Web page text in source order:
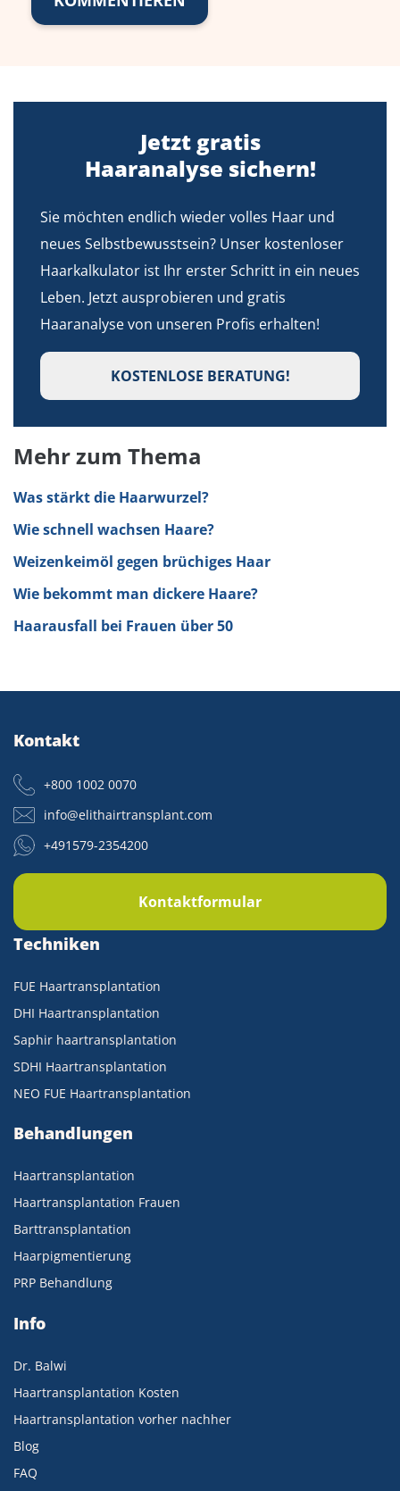
Jetzt gratis
Haaranalyse sichern!
Sie möchten endlich wieder volles Haar und
neues Selbstbewusstsein? Unser kostenloser
Haarkalkulator ist Ihr erster Schritt in ein neues
Leben. Jetzt ausprobieren und gratis
Haaranalyse von unseren Profis erhalten!
KOSTENLOSE BERATUNG!
Mehr zum Thema
Was stärkt die Haarwurzel?
Wie schnell wachsen Haare?
Weizenkeimöl gegen brüchiges Haar
Wie bekommt man dickere Haare?
Haarausfall bei Frauen über 50
Kontakt
+800 1002 0070
info@elithairtransplant.com
+491579-2354200
Kontaktformular
Techniken
FUE Haartransplantation
DHI Haartransplantation
Saphir haartransplantation
SDHI Haartransplantation
NEO FUE Haartransplantation
Behandlungen
Haartransplantation
Haartransplantation Frauen
Barttransplantation
Haarpigmentierung
PRP Behandlung
Info
Dr. Balwi
Haartransplantation Kosten
Haartransplantation vorher nachher
Blog
FAQ